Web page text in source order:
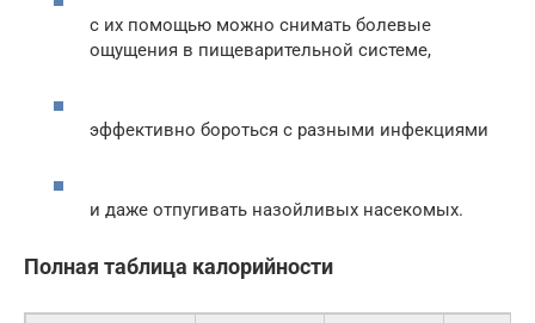
с их помощью можно снимать болевые
ощущения в пищеварительной системе,
эффективно бороться с разными инфекциями
и даже отпугивать назойливых насекомых.
Полная таблица калорийности